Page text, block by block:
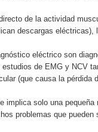
de la actividad
descargas
eléctrico son
de EMG y NCV
(que causa la
implica solo una
problemas que pueden